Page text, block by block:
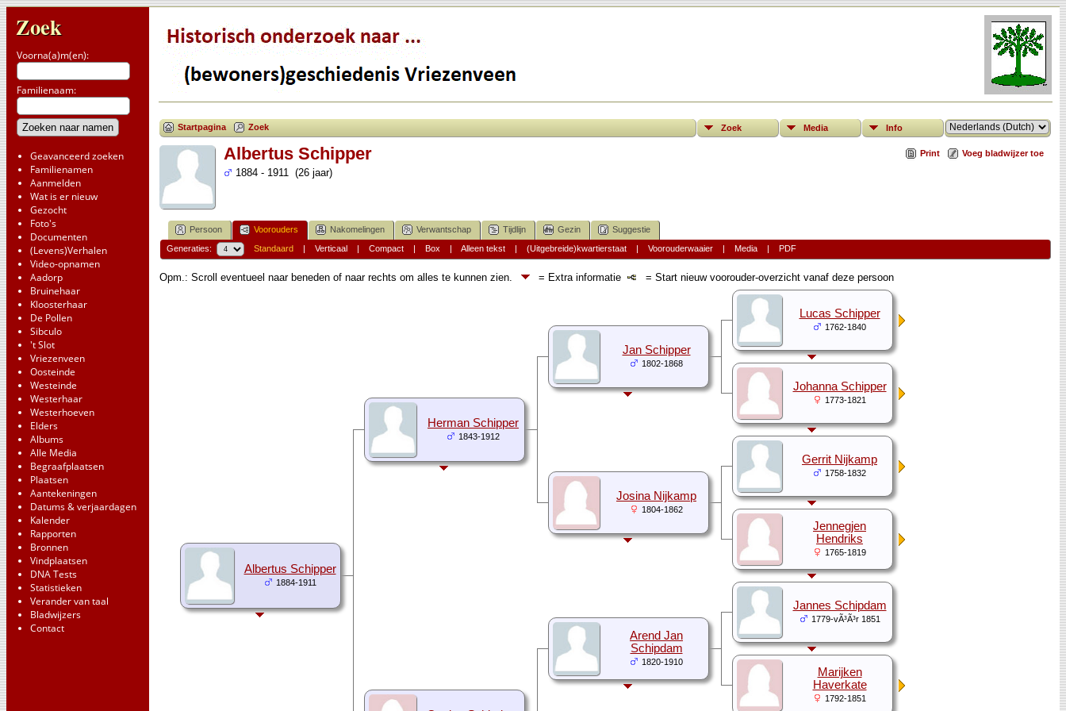
Zoek
Voorna(a)m(en):
Familienaam:
Geavanceerd zoeken
Familienamen
Aanmelden
Wat is er nieuw
Gezocht
Foto's
Documenten
(Levens)Verhalen
Video-opnamen
Aadorp
Bruinehaar
Kloosterhaar
De Pollen
Sibculo
't Slot
Vriezenveen
Oosteinde
Westeinde
Westerhaar
Westerhoeven
Elders
Albums
Alle Media
Begraafplaatsen
Plaatsen
Aantekeningen
Datums & verjaardagen
Kalender
Rapporten
Bronnen
Vindplaatsen
DNA Tests
Statistieken
Verander van taal
Bladwijzers
Contact
Startpagina Zoek Zoek Media Info
Print Voeg bladwijzer toe
Albertus Schipper
1884 - 1911 (26 jaar)
Persoon Voorouders Nakomelingen Verwantschap Tijdlijn Gezin Suggestie
Generaties: Standaard| Verticaal| Compact| Box | Alleen tekst| (Uitgebreide)kwartierstaat| Voorouderwaaier| Media| PDF
Opm.: Scroll eventueel naar beneden of naar rechts om alles te kunnen zien. = Extra informatie = Start nieuw voorouder-overzicht vanaf deze persoon
Albertus Schipper
1884-1911
Herman Schipper
1843-1912
Jan Schipper
1802-1868
Lucas Schipper
1762-1840
Johanna Schipper
1773-1821
Josina Nijkamp
1804-1862
Gerrit Nijkamp
1758-1832
Jennegjen
Hendriks
1765-1819
Arend Jan
Schipdam
1820-1910
Jannes Schipdam
1779-vÃ³Ã³r 1851
Marijken
Haverkate
1792-1851